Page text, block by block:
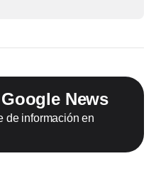
News
de información en